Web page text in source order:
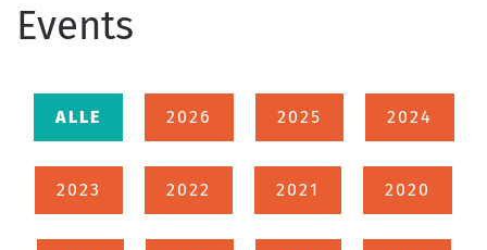
Events
ALLE 2026 2025 2024
2023 2022 2021 2020